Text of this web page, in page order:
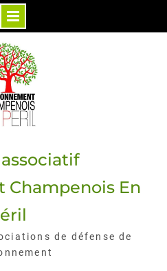
Champenois En
de défense de